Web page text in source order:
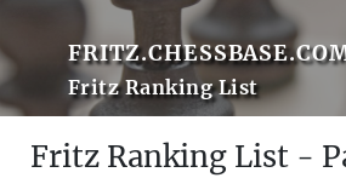
Fritz Ranking List
Fritz Ranking List -